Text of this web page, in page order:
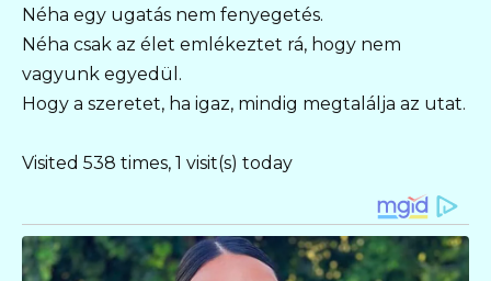
Néha egy ugatás nem fenyegetés.
Néha csak az élet emlékeztet rá, hogy nem
vagyunk egyedül.
Hogy a szeretet, ha igaz, mindig megtalálja az utat.
Visited 538 times, 1 visit(s) today